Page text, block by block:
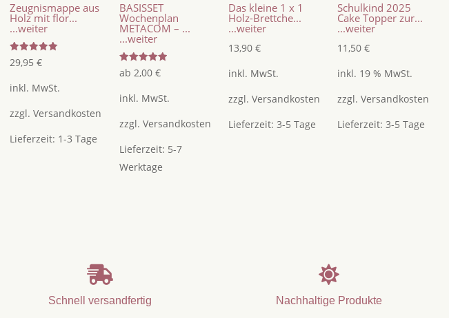
Zeugnismappe aus
Holz mit flor...
...weiter
Bewertet
mit
von 5
29,95€
inkl. MwSt.
zzgl.Versandkosten
Lieferzeit: 1-3 Tage
BASISSET
Wochenplan
METACOM – ...
...weiter
Bewertet
mit
von 5
ab 2,00 €
inkl. MwSt.
zzgl. Versandkosten
Lieferzeit: 5-7
Werktage
Das kleine 1 x 1
Holz-Brettche...
...weiter
13,90 €
inkl. MwSt.
zzgl. Versandkosten
Lieferzeit: 3-5 Tage
Schulkind 2025
Cake Topper zur...
...weiter
11,50€
inkl. 19 % MwSt.
zzgl.Versandkosten
Lieferzeit:3-5 Tage

Schnell versandfertig

Nachhaltige Produkte